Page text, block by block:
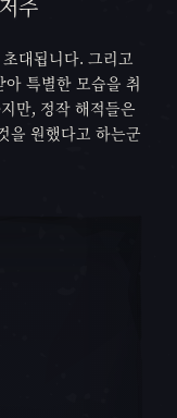
주
대됩니다. 그리고
특별한 모습을 취
만, 정작 해적들은
을 원했다고 하는군